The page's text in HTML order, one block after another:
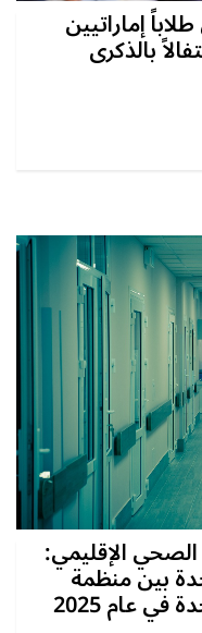
إماراتيين
بالذكرى
الصحي الإقليمي:
بين منظمة
عام 2025